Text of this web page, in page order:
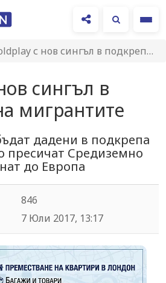
с нов сингъл в подкрепа на мигрантите
сингъл в
мигрантите
дадени в подкрепа
пресичат Средиземно
до Европа
846
7 Юли 2017, 13:17